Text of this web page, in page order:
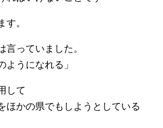
す。
言っていました。
ようになれる」
して
ほかの県でもしようとしている